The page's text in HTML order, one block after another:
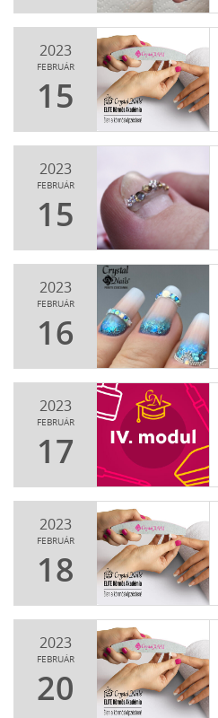
2023
FEBRUÁR
15
2023
FEBRUÁR
15
2023
FEBRUÁR
16
2023
FEBRUÁR
17
2023
FEBRUÁR
18
2023
FEBRUÁR
20